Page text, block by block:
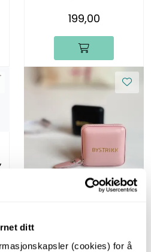
ditt
(cookies) for å
199,00